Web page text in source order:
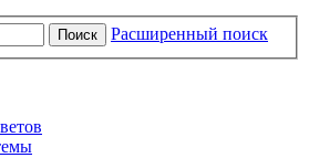
Поиск Расширенный поиск